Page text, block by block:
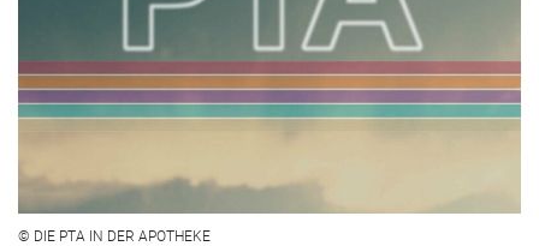
© DIE PTA IN DER APOTHEKE